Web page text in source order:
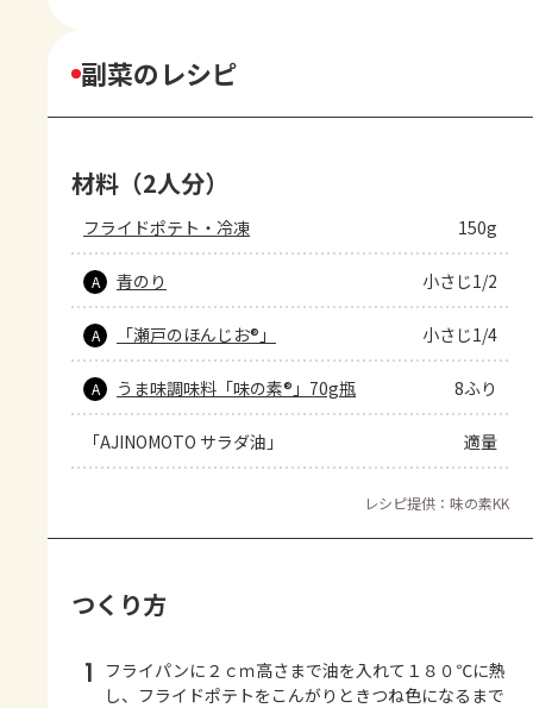
副菜のレシピ
材料（2人分）
フライドポテト・冷凍 150g
A 青のり 小さじ1/2
A 「瀬戸のほんじお®」 小さじ1/4
A うま味調味料「味の素®」70g瓶 8ふり
「AJINOMOTO サラダ油」 適量
レシピ提供：味の素KK
つくり方
1
フライパンに２ｃｍ高さまで油を入れて１８０℃に熱
し、フライドポテトをこんがりときつね色になるまで